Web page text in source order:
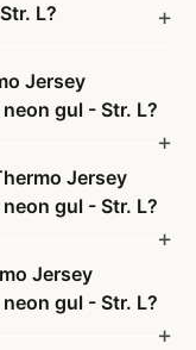
L?
Jersey
gul - Str. L?
Jersey
gul - Str. L?
Jersey
gul - Str. L?